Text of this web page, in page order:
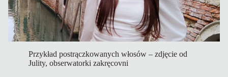
Przykład postrączkowanych włosów – zdjęcie od
Julity, obserwatorki zakręcovni